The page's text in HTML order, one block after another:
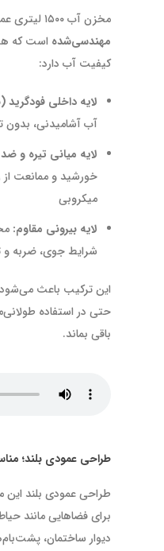
مخزن آب ۱۵۰۰ لیتری عمودی بلند دارای ساختار
مهندسی‌شده است که
کیفیت آب دارد:
لایه داخلی فودگرید
آب آشامیدنی، بدون
لایه میانی تیره و
خورشید و ممانعت
میکروبی
لایه بیرونی مقاوم:
شرایط جوی، ضربه و
این ترکیب باعث
حتی در استفاده
باقی بماند.
طراحی عمودی بلند؛
طراحی عمودی بلند این
برای فضاهایی مانند
دیوار ساختمان،